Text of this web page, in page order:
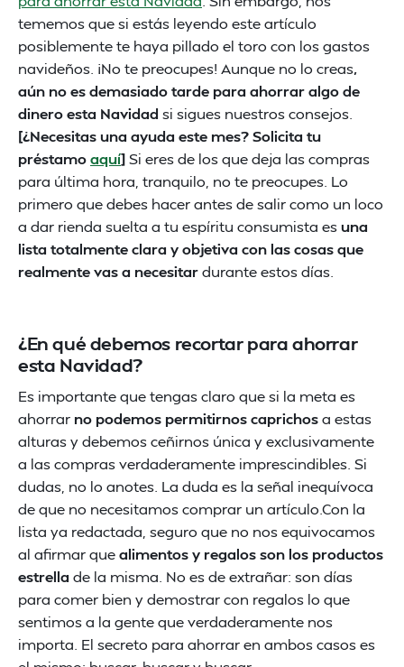
tememos que si estás leyendo este artículo
posiblemente te haya pillado el toro con los gastos
navideños. ¡No te preocupes! Aunque no lo creas,
aún no es demasiado tarde para ahorrar algo de
dinero esta Navidad si sigues nuestros consejos.
[¿Necesitas una ayuda este mes? Solicita tu
préstamoaquí]Si eres de los que deja las compras
para última hora, tranquilo, no te preocupes. Lo
primero que debes hacer antes de salir como un loco
a dar rienda suelta a tu espíritu consumista esuna
lista totalmente clara y objetiva con las cosas que
realmente vas a necesitardurante estos días.
¿En qué debemos recortar para ahorrar
esta Navidad?
Es importante que tengas claro que si la meta es
ahorrar no podemos permitirnos caprichosa estas
alturas y debemos ceñirnos única y exclusivamente
a las compras verdaderamente imprescindibles. Si
dudas, no lo anotes. La duda es la señal inequívoca
de que no necesitamos comprar un artículo.Con la
lista ya redactada, seguro que no nos equivocamos
al afirmar quealimentos y regalos son los productos
estrella de la misma. No es de extrañar: son días
para comer bien y demostrar con regalos lo que
sentimos a la gente que verdaderamente nos
importa. El secreto para ahorrar en ambos casos es